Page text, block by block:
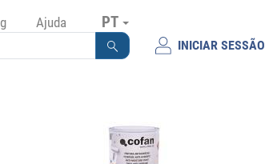
PT
Ajuda
INICIAR SESSÃO